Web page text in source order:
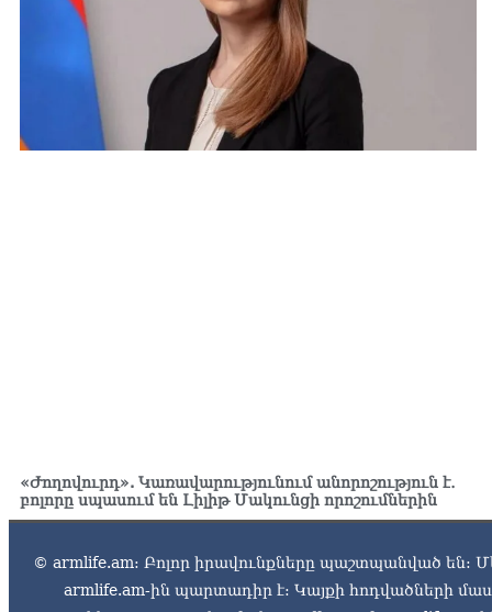
«Ժողովուրդ». Կառավարությունում անորոշություն է․
բոլորը սպասում են Լիլիթ Մակունցի որոշումներին
© armlife.am: Բոլոր իրավունքները պաշտպանված են:
armlife.am-ին պարտադիր է: Կայքի հոդվածների